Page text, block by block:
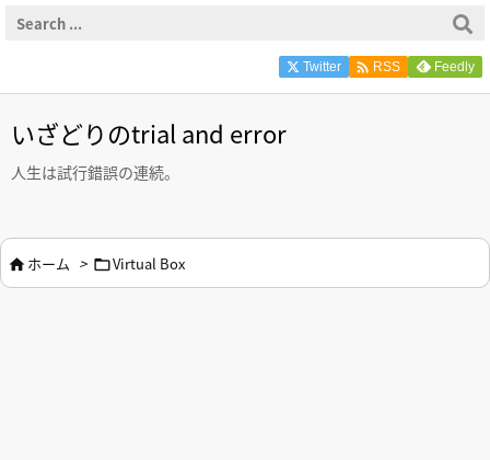
Twitter  RSS Feedly
いざどりのtrial and error
人生は試行錯誤の連続。
ホーム > Virtual Box